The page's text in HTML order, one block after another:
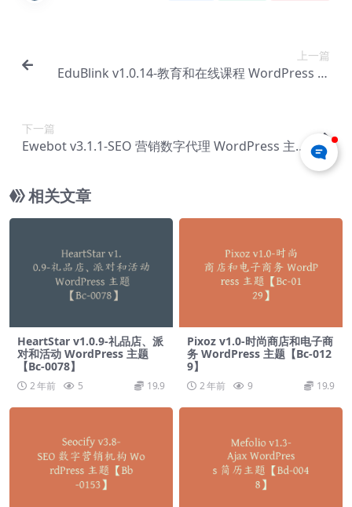
上一篇
EduBlink v1.0.14-教育和在线课程 WordPress 主
下一篇
Ewebot v3.1.1-SEO 营销数字代理 WordPress 主
相关文章
HeartStar v1.0.9-礼品店、派
对和活动 WordPress 主题
【Bc-0078】
2 年前 5 19.9
Pixoz v1.0-时尚商店和电子商
务 WordPress 主题【Bc-012
9】
2 年前 9 19.9